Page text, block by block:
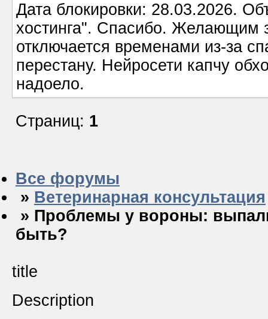
Дата блокировки: 28.03.2026.
хостинга". Спасибо. Желающим
отключается временами из-за
перестану. Нейросети капчу
надоело.
Страниц: 1
Все форумы
» Ветеринарная консультация
» Проблемы у вороны:
быть?
title
Description